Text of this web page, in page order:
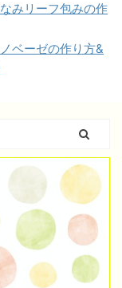
みリーフ包みの作
ベーゼの作り方&